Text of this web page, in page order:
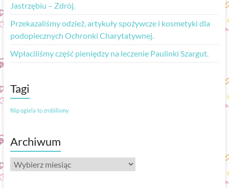
Jastrzębiu – Zdrój.
Przekazaliśmy odzież, artykuły spożywcze i kosmetyki dla
podopiecznych Ochronki Charytatywnej.
Wpłaciliśmy część pieniędzy na leczenie Paulinki Szargut.
Tagi
filip ogiela to zrobilismy
Archiwum
Archiwum